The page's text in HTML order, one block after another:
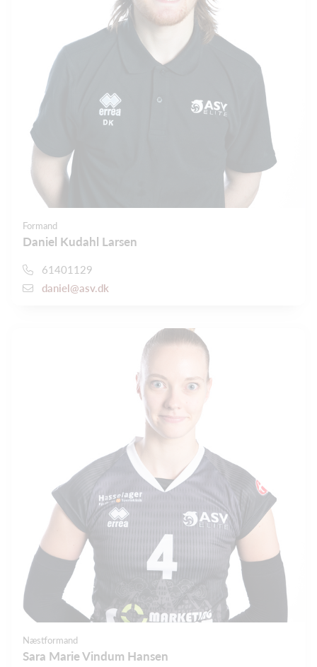
Formand
Daniel Kudahl Larsen
61401129
daniel@asv.dk
Næstformand
Sara Marie Vindum Hansen